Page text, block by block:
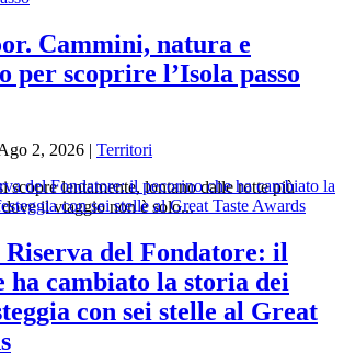
Cammini, natura e
per scoprire l’Isola passo
2, 2026 | Territori
scopre lentamente, lontano dalle rotte più
il viaggio non è solo...
Riserva del Fondatore: il
ha cambiato la storia dei
con sei stelle al Great